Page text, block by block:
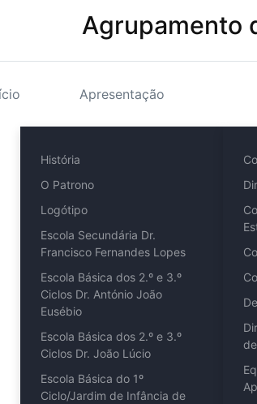
Agrupamento
Apresentação
História
O Patrono
Logótipo
Escola Secundária Dr.
Francisco Fernandes Lopes
Escola Básica dos 2.º e 3.º
Ciclos Dr. António João
Eusébio
Escola Básica dos 2.º e 3.º
Ciclos Dr. João Lúcio
Escola Básica do 1º
Ciclo/Jardim de Infância de